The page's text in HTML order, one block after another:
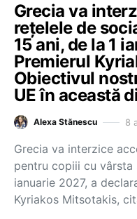
Grecia va
rețelele de
15 ani, de la 1
Premierul
Obiectivul
UE în această
Alexa Stănescu 8
Grecia va interzice
pentru copiii cu vârsta
ianuarie 2027, a
Kyriakos Mitsotakis,